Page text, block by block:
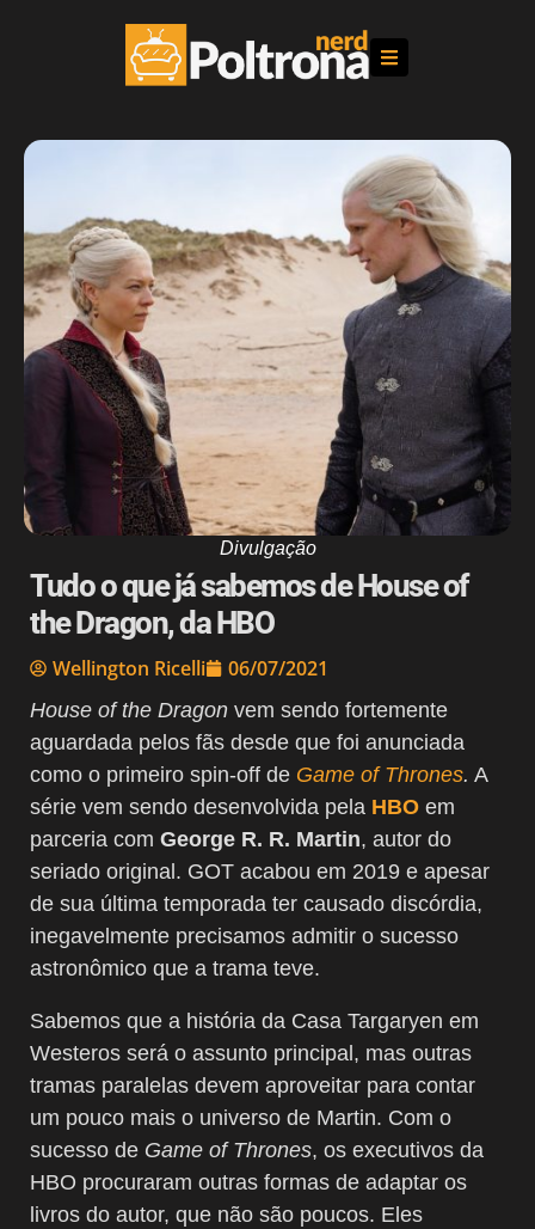
Divulgação
Tudo o que já sabemos de House of
the Dragon, da HBO
Wellington Ricelli 06/07/2021
House of the Dragon vem sendo fortemente
aguardada pelos fãs desde que foi anunciada
como o primeiro spin-off de Game of Thrones. A
série vem sendo desenvolvida pela HBO em
parceria com George R. R. Martin, autor do
seriado original. GOT acabou em 2019 e apesar
de sua última temporada ter causado discórdia,
inegavelmente precisamos admitir o sucesso
astronômico que a trama teve.
Sabemos que a história da Casa Targaryen em
Westeros será o assunto principal, mas outras
tramas paralelas devem aproveitar para contar
um pouco mais o universo de Martin. Com o
sucesso de Game of Thrones, os executivos da
HBO procuraram outras formas de adaptar os
livros do autor, que não são poucos. Eles